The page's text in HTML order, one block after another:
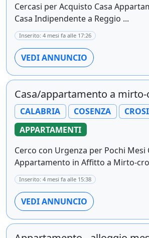
Cercasi per Acquisto Casa
Casa Indipendente a Reggio ...
Inserito: 4 mesi fa alle 17:26
VEDI ANNUNCIO
Casa/appartamento a mirto-
CALABRIA COSENZA
APPARTAMENTI
Cerco con Urgenza per Pochi Mesi
Appartamento in Affitto a Mirto-
Inserito: 4 mesi fa alle 15:38
VEDI ANNUNCIO